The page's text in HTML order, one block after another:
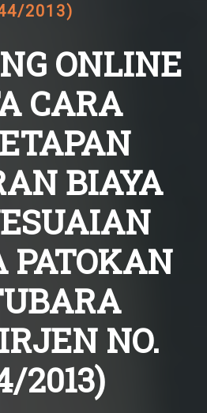
2013)
ONLINE
CARA
BIAYA
PATOKAN
NO.
2013)